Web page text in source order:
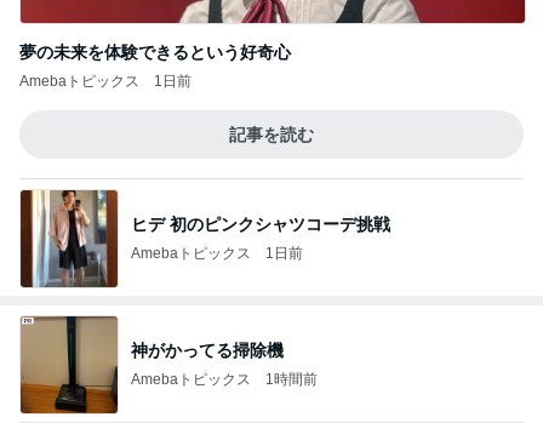
夢の未来を体験できるという好奇心
Amebaトピックス 1日前
記事を読む
ヒデ 初のピンクシャツコーデ挑戦
Amebaトピックス 1日前
神がかってる掃除機
Amebaトピックス 1時間前